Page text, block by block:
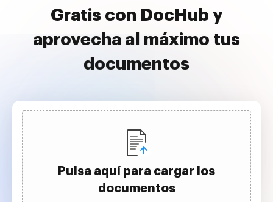
Gratis con DocHub y
aprovecha al máximo tus
documentos
Pulsa aquí para cargar los
documentos